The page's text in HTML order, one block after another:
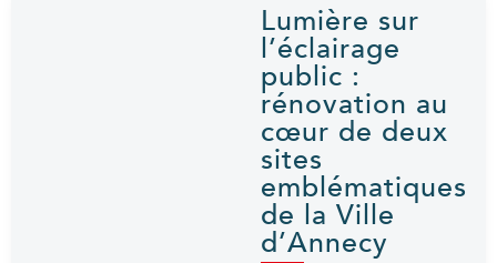
Lumière sur
l’éclairage
public :
rénovation au
cœur de deux
sites
emblématiques
de la Ville
d’Annecy